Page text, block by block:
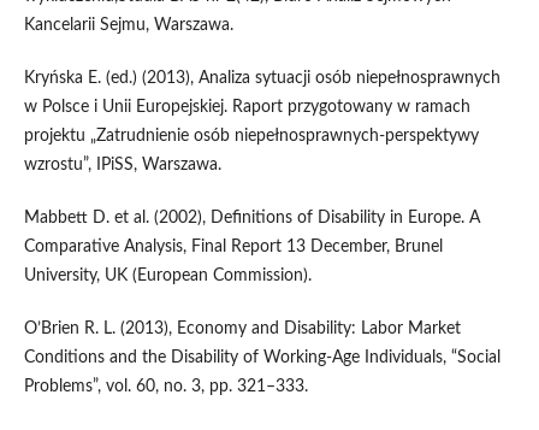
Kancelarii Sejmu, Warszawa.
Kryńska E. (ed.) (2013), Analiza sytuacji osób niepełnosprawnych
w Polsce i Unii Europejskiej. Raport przygotowany w ramach
projektu „Zatrudnienie osób niepełnosprawnych‑perspektywy
wzrostu”, IPiSS, Warszawa.
Mabbett D. et al. (2002), Definitions of Disability in Europe. A
Comparative Analysis, Final Report 13 December, Brunel
University, UK (European Commission).
O’Brien R. L. (2013), Economy and Disability: Labor Market
Conditions and the Disability of Working‑Age Individuals, “Social
Problems”, vol. 60, no. 3, pp. 321–333.